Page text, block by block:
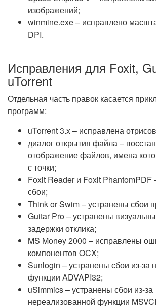
изображений;
winmine.exe – исправлено
DPI.
Исправления для Foxit,
uTorrent
Отдельная часть правок касается
программ:
uTorrent 3.x – исправлена
диалог открытия файла –
отображение файлов, имена
с точки;
Foxit Reader и Foxit PhantomPDF
сбои;
Think or Swim – устранены сбои
Guitar Pro – устранены
задержки отклика;
MS Money 2000 – исправлены
компонентов OCX;
Sunlogin – устранены сбои из-за
функции ADVAPI32;
uSimmics – устранены сбои из-за
нереализованной функции